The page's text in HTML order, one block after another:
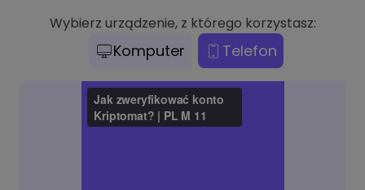
Wybierz urządzenie, z którego korzystasz:
Komputer Telefon